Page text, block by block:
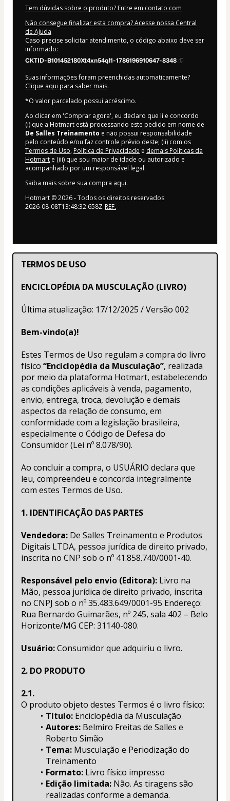
Tem dúvidas sobre o produto? Entre em contato com
Não consegue finalizar esta compra? Acesse nossa Central
de Ajuda
Caso precise solicitar atendimento, o código abaixo deve ser
informado:
CKTID-B101452180Xt4xn54ql1-1786196910647-8348
Suas informações foram preenchidas automaticamente?
Clique aqui para saber mais.
*O valor parcelado possui acréscimo.
Ao clicar em 'Comprar agora', eu declaro que li e concordo
(i) que a Hotmart está processando este pedido em nome de
De Salles Treinamento e não possui responsabilidade
pelo conteúdo e/ou faz controle prévio deste; (ii) com os
Termos de Uso, Política de Privacidade e demais Políticas da
Hotmart e (iii) que sou maior de idade ou autorizado e
acompanhado por um responsável legal.
Saiba mais sobre sua compra aqui.
Hotmart ©2026- Todos os direitos reservados
2026-08-08T13:48:32.658Z REF.
TERMOS DE USO
ENCICLOPÉDIA DA MUSCULAÇÃO (LIVRO)
Última atualização: 17/12/2025 / Versão 002
Bem-vindo(a)!
Estes Termos de Uso regulam a compra do livro
físico “Enciclopédia da Musculação”, realizada
por meio da plataforma Hotmart, estabelecendo
as condições aplicáveis à venda, pagamento,
envio, entrega, troca, devolução e demais
aspectos da relação de consumo, em
conformidade com a legislação brasileira,
especialmente o Código de Defesa do
Consumidor (Lei nº 8.078/90).
Ao concluir a compra, o USUÁRIO declara que
leu, compreendeu e concorda integralmente
com estes Termos de Uso.
1. IDENTIFICAÇÃO DAS PARTES
Vendedora: De Salles Treinamento e Produtos
Digitais LTDA, pessoa jurídica de direito privado,
inscrita no CNP sob o nº 41.858.740/0001-40.
Responsável pelo envio (Editora): Livro na
Mão, pessoa jurídica de direito privado, inscrita
no CNPJ sob o nº 35.483.649/0001-95 Endereço:
Rua Bernardo Guimarães, nº 245, sala 402 – Belo
Horizonte/MG CEP: 31140-080.
Usuário: Consumidor que adquiriu o livro.
2. DO PRODUTO
2.1.
O produto objeto destes Termos é o livro físico:
Título: Enciclopédia da Musculação
Autores: Belmiro Freitas de Salles e
Roberto Simão
Tema: Musculação e Periodização do
Treinamento
Formato: Livro físico impresso
Edição limitada: Não. As tiragens são
realizadas conforme a demanda.